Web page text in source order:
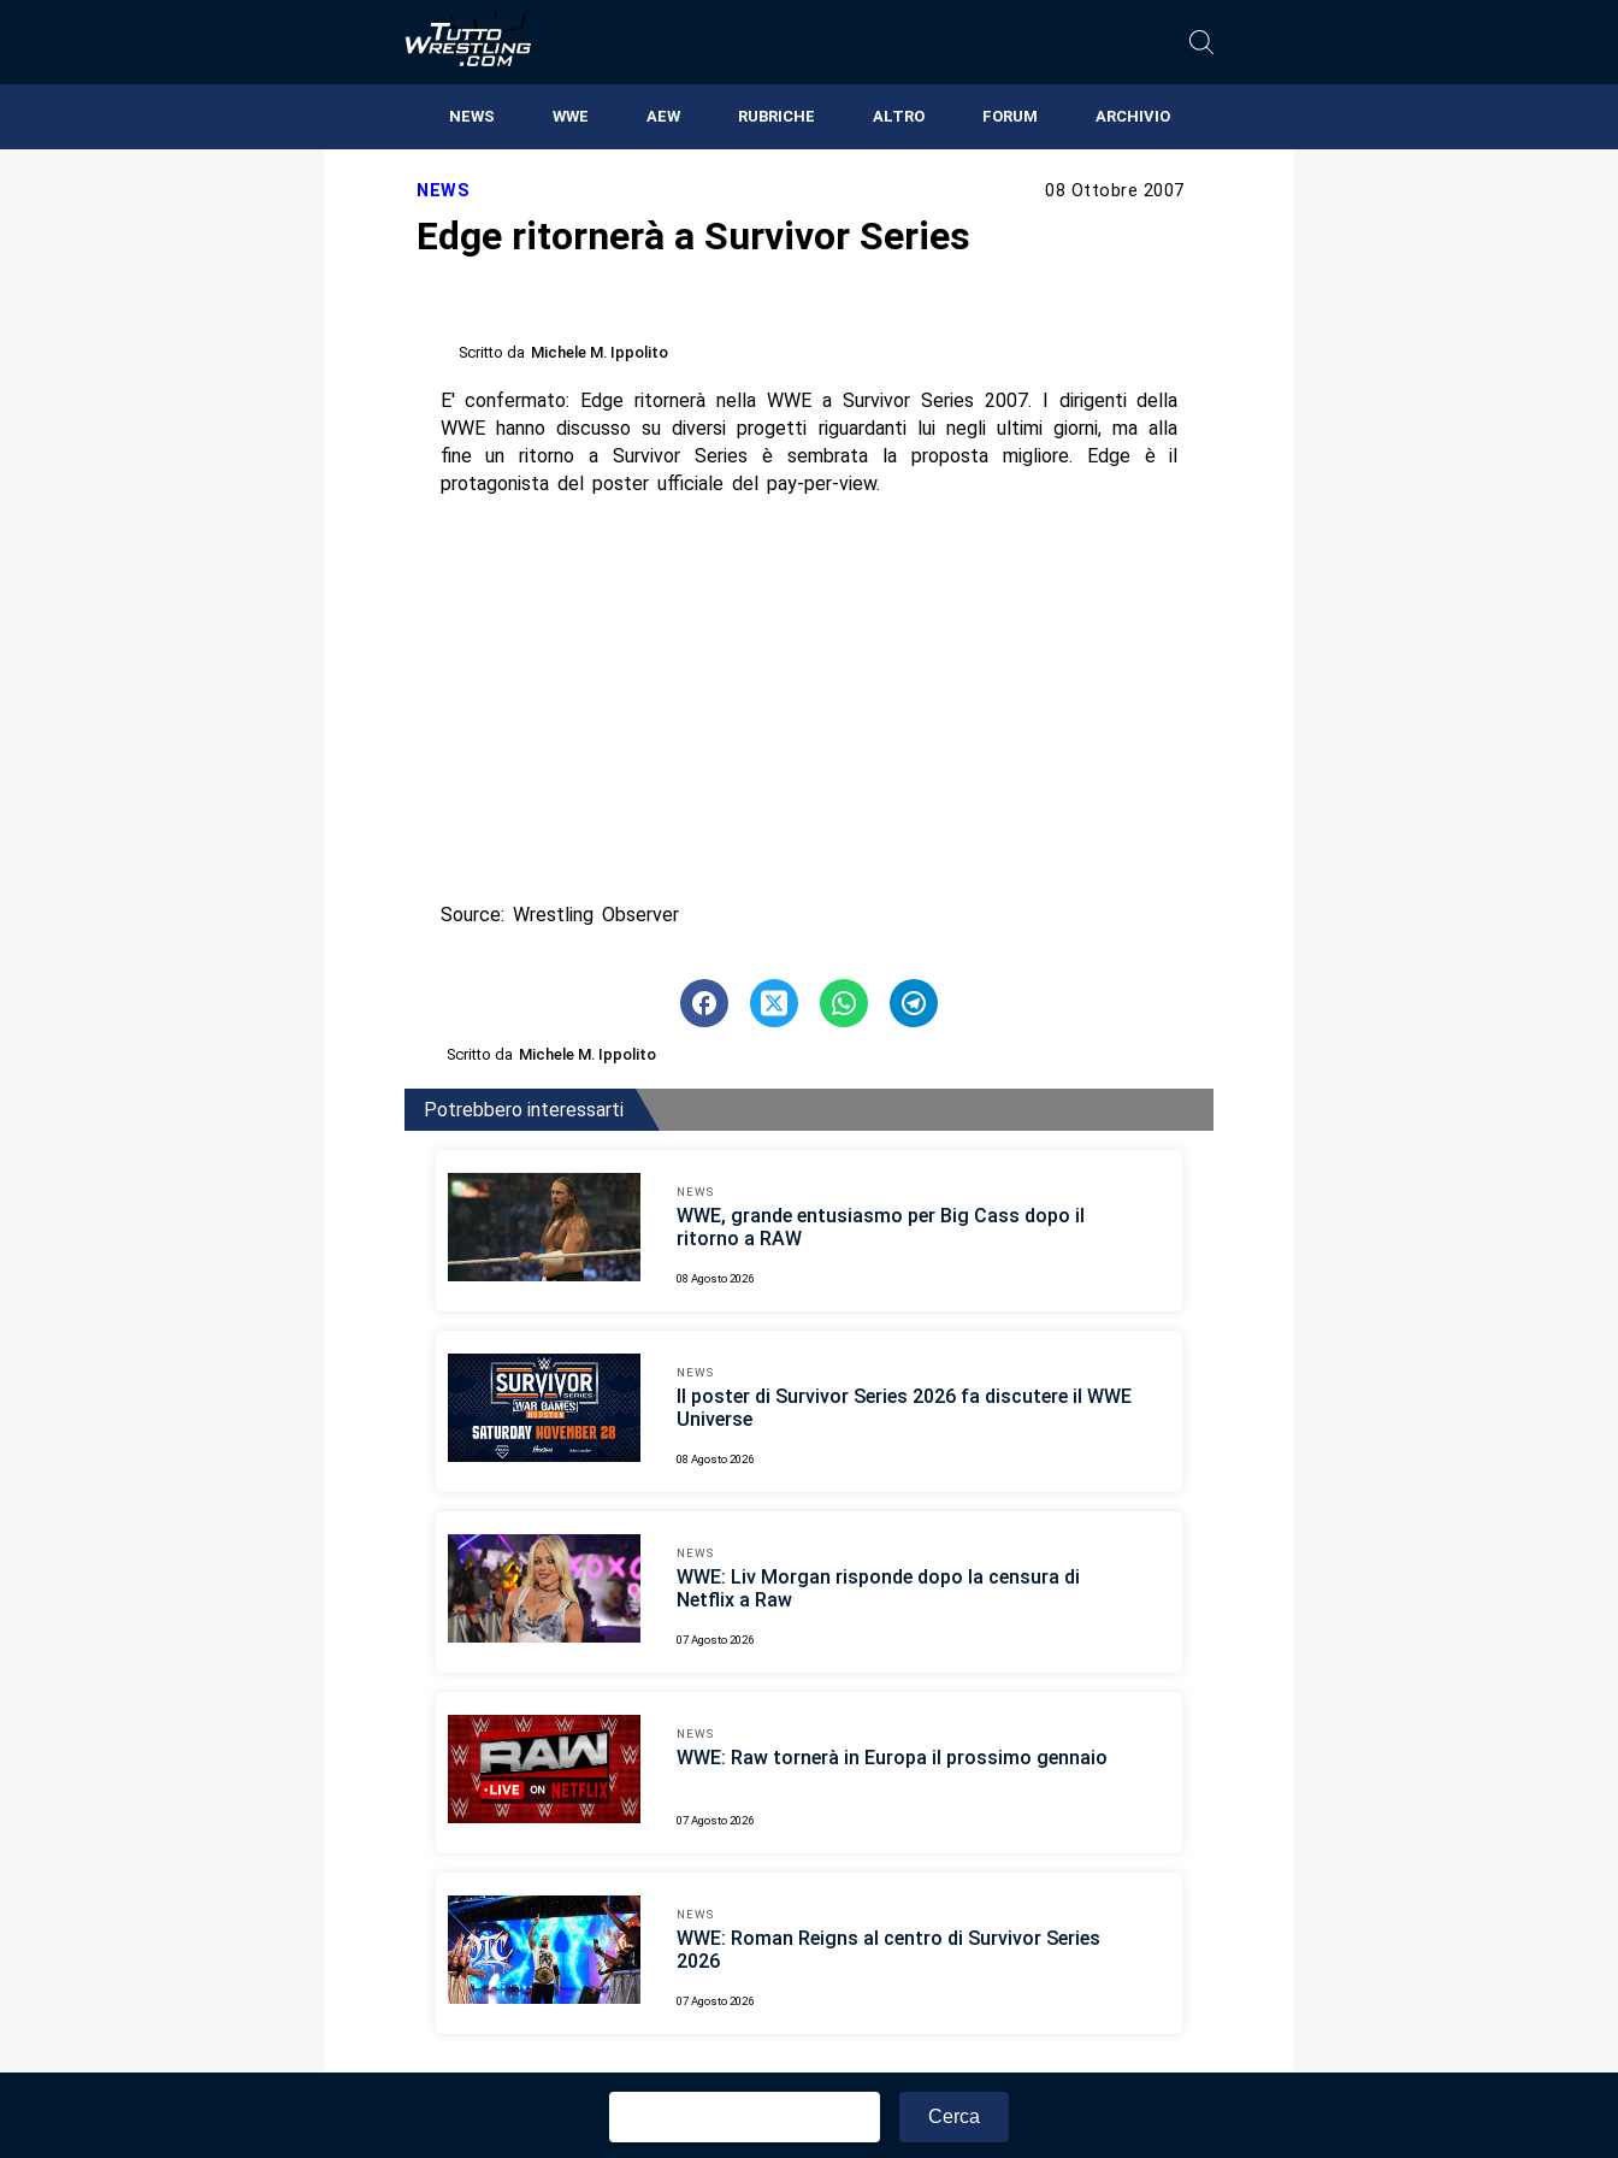
NEWS WWE AEW RUBRICHE ALTRO FORUM ARCHIVIO
NEWS 08 Ottobre 2007
Edge ritornerà a Survivor Series
Scritto da Michele M. Ippolito
E' confermato: Edge ritornerà nella WWE a Survivor Series 2007. I dirigenti della
WWE hanno discusso su diversi progetti riguardanti lui negli ultimi giorni, ma alla
fine un ritorno a Survivor Series è sembrata la proposta migliore. Edge è il
protagonista del poster ufficiale del pay-per-view.
Source: Wrestling Observer
Scritto da Michele M. Ippolito
Potrebbero interessarti
NEWS
WWE, grande entusiasmo per Big Cass dopo il
ritorno a RAW
08 Agosto 2026
NEWS
Il poster di Survivor Series 2026 fa discutere il WWE
Universe
08 Agosto 2026
NEWS
WWE: Liv Morgan risponde dopo la censura di
Netflix a Raw
07 Agosto 2026
NEWS
WWE: Raw tornerà in Europa il prossimo gennaio
07 Agosto 2026
NEWS
WWE: Roman Reigns al centro di Survivor Series
2026
07 Agosto 2026